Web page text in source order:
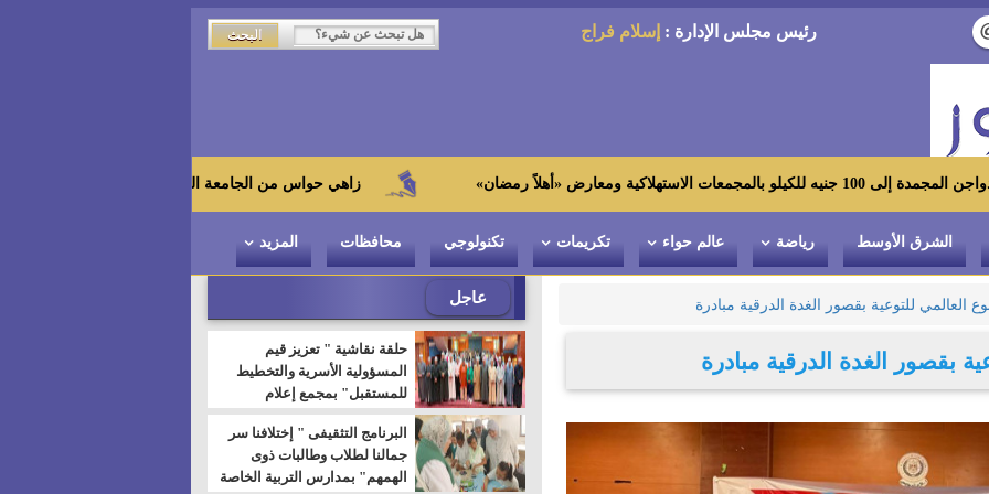
رئيس مجلس الإدارة : إسلام فراج
زاهي حواس من الجامعة اليابانية : "توت عنخ آمون" هو بطل المتحف
الشرق الأوسط رياضة عالم حواء تكريمات تكنولوجي محافظات المزيد
العالمي للتوعية بقصور الغدة الدرقية مبادرة
بقصور الغدة الدرقية مبادرة
عاجل
حلقة نقاشية " تعزيز قيم
المسؤولية الأسرية والتخطيط
للمستقبل" بمجمع إعلام
السويس
البرنامج التثقيفى " إختلافنا سر
جمالنا لطلاب وطالبات ذوى
الهمهم" بمدارس التربية الخاصة